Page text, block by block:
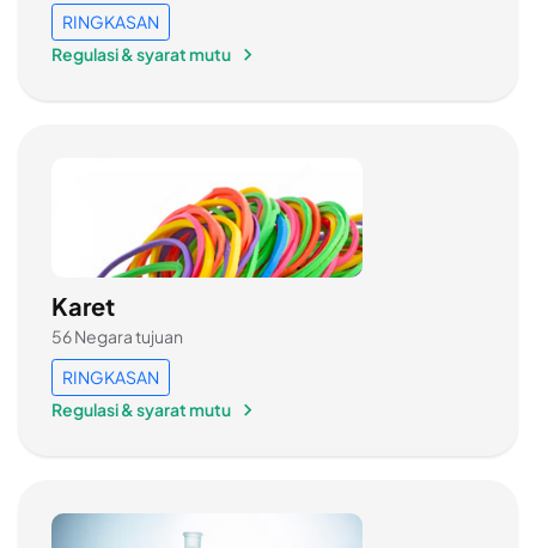
RINGKASAN
Regulasi & syarat mutu
Karet
56 Negara tujuan
RINGKASAN
Regulasi & syarat mutu